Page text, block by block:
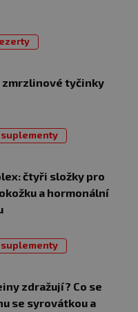
zmrzlinové tyčinky
čtyři složky pro
a hormonální
zdražují? Co se
se syrovátkou a